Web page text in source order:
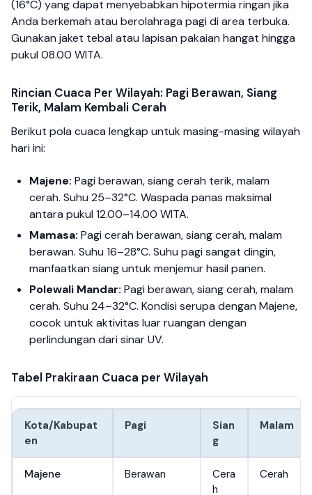
(16°C) yang dapat menyebabkan hipotermia ringan jika
Anda berkemah atau berolahraga pagi di area terbuka.
Gunakan jaket tebal atau lapisan pakaian hangat hingga
pukul 08.00 WITA.
Rincian Cuaca Per Wilayah: Pagi Berawan, Siang
Terik, Malam Kembali Cerah
Berikut pola cuaca lengkap untuk masing-masing wilayah
hari ini:
Majene: Pagi berawan, siang cerah terik, malam
cerah. Suhu 25–32°C. Waspada panas maksimal
antara pukul 12.00–14.00 WITA.
Mamasa: Pagi cerah berawan, siang cerah, malam
berawan. Suhu 16–28°C. Suhu pagi sangat dingin,
manfaatkan siang untuk menjemur hasil panen.
Polewali Mandar: Pagi berawan, siang cerah, malam
cerah. Suhu 24–32°C. Kondisi serupa dengan Majene,
cocok untuk aktivitas luar ruangan dengan
perlindungan dari sinar UV.
Tabel Prakiraan Cuaca per Wilayah
Kota/Kabupat
en
Pagi
Sian
g
Malam
Majene Berawan
Cera
h
Cerah